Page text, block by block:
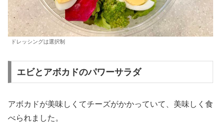
ドレッシングは選択制
エビとアボカドのパワーサラダ
アボカドが美味しくてチーズがかかっていて、美味しく食
べられました。